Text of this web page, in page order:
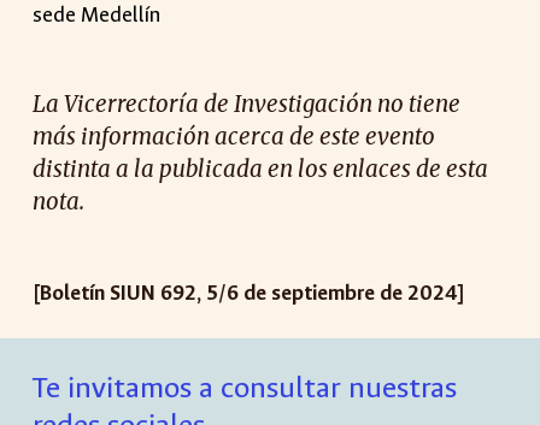
sede Medellín
La Vicerrectoría de Investigación no tiene
más información acerca de este evento
distinta a la publicada en los enlaces de esta
nota.
[Boletín SIUN 692, 5/6 de septiembre de 2024]
Te invitamos a consultar nuestras